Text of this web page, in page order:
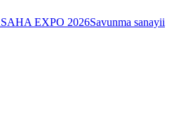
SAHA EXPO 2026Savunma sanayii